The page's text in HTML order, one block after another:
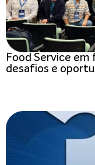
Food Service em
desafios e